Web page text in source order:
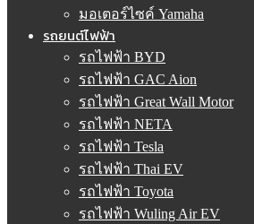
มอเตอร์ไซค์ Yamaha
รถยนต์ไฟฟ้า
รถไฟฟ้า BYD
รถไฟฟ้า GAC Aion
รถไฟฟ้า Great Wall Motor
รถไฟฟ้า NETA
รถไฟฟ้า Tesla
รถไฟฟ้า Thai EV
รถไฟฟ้า Toyota
รถไฟฟ้า Wuling Air EV